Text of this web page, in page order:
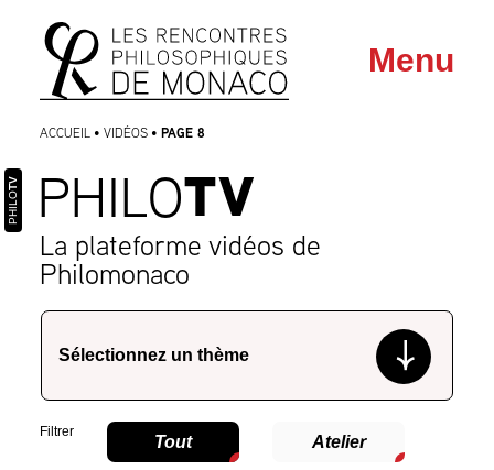
Aller
au
menu
Aller au
contenu
Menu
ACCUEIL • VIDÉOS • PAGE 8
PHILOTV
La plateforme vidéos de
Philomonaco
Filtrer
Tout Atelier
PHILO
TV